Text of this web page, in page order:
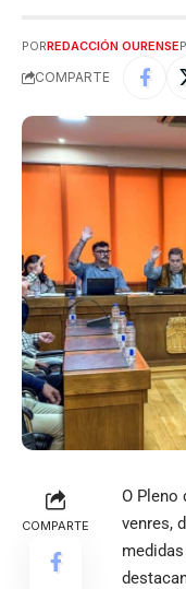
PORREDACCIÓN OURENSE
COMPARTE
COMPARTE
O Pleno
venres,